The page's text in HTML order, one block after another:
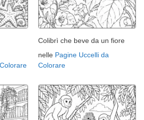
Colibrì che beve da un fiore
nelle Pagine Uccelli da
Colorare